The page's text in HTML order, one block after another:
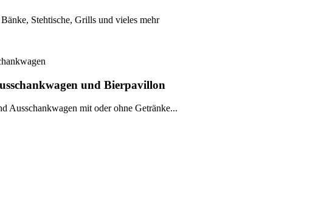
Stehtische, Grills und vieles mehr
und Bierpavillon
Ausschankwagen mit oder ohne Getränke...